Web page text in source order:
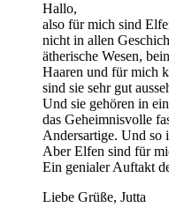
Hallo,
also für mich sind
nicht in allen
ätherische Wesen,
Haaren und für mich
sind sie sehr gut
Und sie gehören in
das Geheimnisvolle
Andersartige. Und so
Aber Elfen sind für
Ein genialer Auftakt
Liebe Grüße, Jutta